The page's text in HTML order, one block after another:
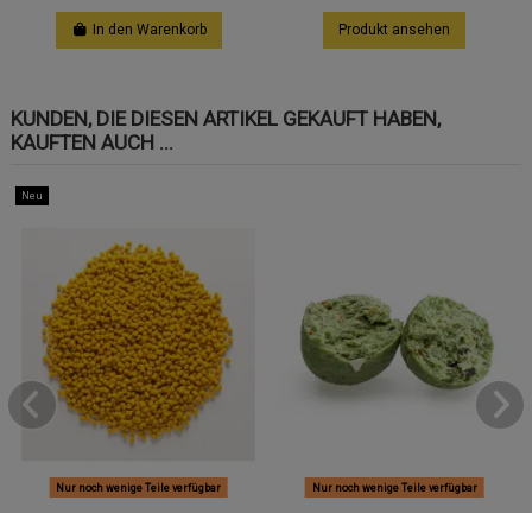
In den Warenkorb Produkt ansehen
KUNDEN, DIE DIESEN ARTIKEL GEKAUFT HABEN,
KAUFTEN AUCH ...
Neu
Nur noch wenige Teile verfügbar Nur noch wenige Teile verfügbar